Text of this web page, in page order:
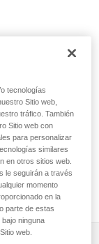
y que permite
un asegurador
o realizar
la
del
de
a 9,2 mm y
tecnologías
Sitio web,
tráfico. También
Sitio web con
para personalizar
similares
en otros sitios web.
le seguirán a través
momento
en la
parte de estas
ninguna
web.